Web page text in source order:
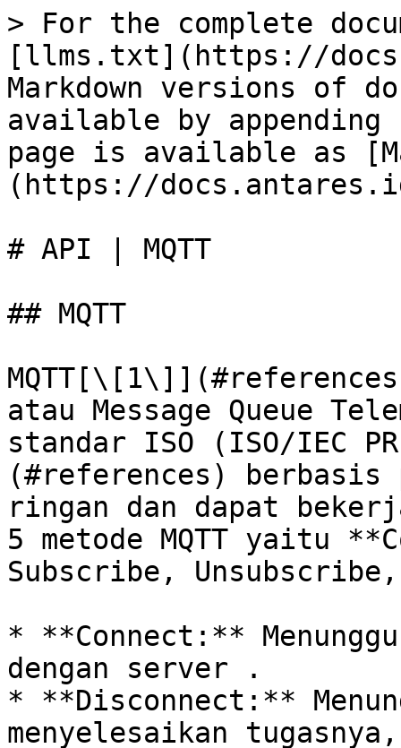
> For the complete
[llms.txt](https://
Markdown versions of
available by
page is available as
(https://
# API | MQTT
## MQTT
atau Message Queue
standar ISO (ISO/IEC
(#references) berbasis
ringan dan dapat
5 metode MQTT yaitu
Subscribe,
* **Connect:**
dengan server .
* **Disconnect:**
menyelesaikan